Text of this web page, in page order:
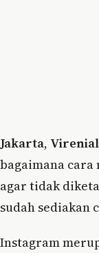
Jakarta, Virenial
bagaimana
agar tidak
sudah sediakan
Instagram